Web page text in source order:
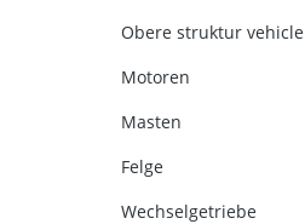
Obere struktur vehicle
Motoren
Masten
Felge
Wechselgetriebe